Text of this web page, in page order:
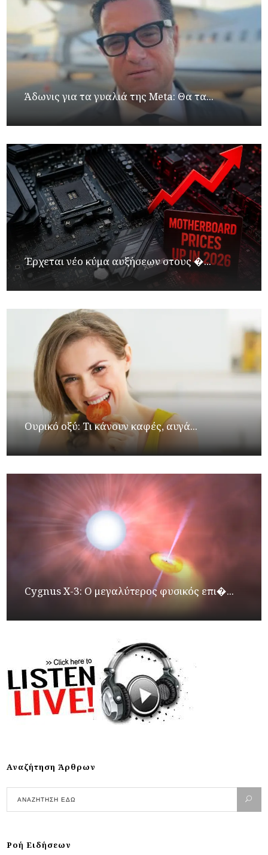
Άδωνις για τα γυαλιά της Meta: Θα τα...
Έρχεται νέο κύμα αυξήσεων στους �...
Ουρικό οξύ: Τι κάνουν καφές, αυγά...
Cygnus X-3: Ο μεγαλύτερος φυσικός επι�...
Αναζήτηση Άρθρων
Ροή Ειδήσεων